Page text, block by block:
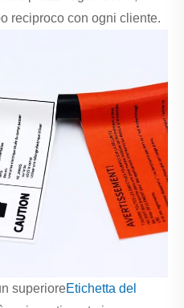
reciproco con ogni cliente.
superioreEtichetta del